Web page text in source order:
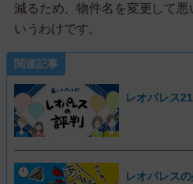
減るため、物件名を変更して悪
いうわけです。
関連記事
レオパレス
レオパレス